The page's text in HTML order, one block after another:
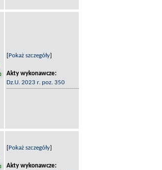
Pokaż szczegóły
Akty wykonawcze:
Dz.U. 2023 r. poz. 350
Pokaż szczegóły
Akty wykonawcze: